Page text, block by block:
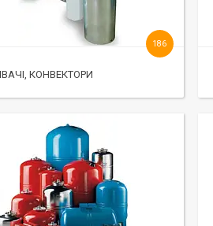
КОНВЕКТОРИ
186